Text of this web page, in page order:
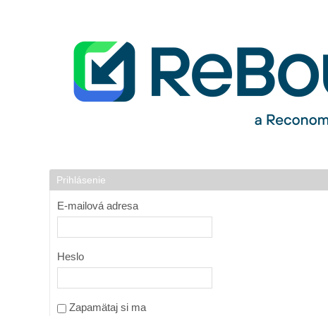
Login
Prihlásenie
E-mailová adresa
Heslo
Zapamätaj si ma